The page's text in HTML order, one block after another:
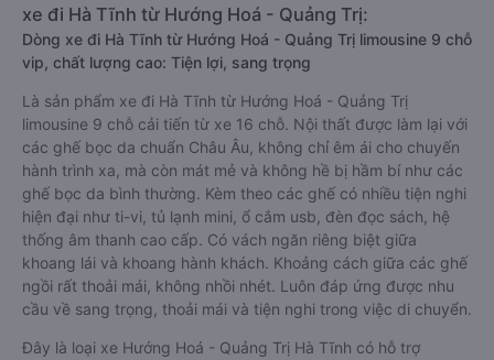
xe đi Hà Tĩnh từ Hướng Hoá - Quảng Trị:
Dòng xe đi Hà Tĩnh từ Hướng Hoá - Quảng Trị limousine 9 chỗ
vip, chất lượng cao: Tiện lợi, sang trọng
Là sản phẩm xe đi Hà Tĩnh từ Hướng Hoá - Quảng Trị
limousine 9 chỗ cải tiến từ xe 16 chỗ. Nội thất được làm lại với
các ghế bọc da chuẩn Châu Âu, không chỉ êm ái cho chuyến
hành trình xa, mà còn mát mẻ và không hề bị hầm bí như các
ghế bọc da bình thường. Kèm theo các ghế có nhiều tiện nghi
hiện đại như ti-vi, tủ lạnh mini, ổ cắm usb, đèn đọc sách, hệ
thống âm thanh cao cấp. Có vách ngăn riêng biệt giữa
khoang lái và khoang hành khách. Khoảng cách giữa các ghế
ngồi rất thoải mái, không nhồi nhét. Luôn đáp ứng được nhu
cầu về sang trọng, thoải mái và tiện nghi trong việc di chuyển.
Đây là loại xe Hướng Hoá - Quảng Trị Hà Tĩnh có hỗ trợ